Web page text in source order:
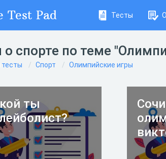
Test Pad Тесты
о спорте по теме
Спорт Олимпийские игры
ты